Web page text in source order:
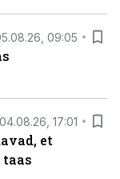
09:05
04.08.26, 17:01
et